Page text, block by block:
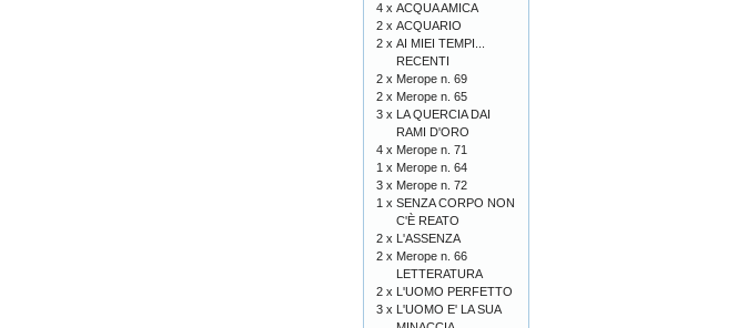
4 x ACQUA AMICA
2 x ACQUARIO
2 x AI MIEI TEMPI...
RECENTI
2 x Merope n. 69
2 x Merope n. 65
3 x LA QUERCIA DAI
RAMI D'ORO
4 x Merope n. 71
1 x Merope n. 64
3 x Merope n. 72
1 x SENZA CORPO NON
C'È REATO
2 x L'ASSENZA
2 x Merope n. 66
LETTERATURA
2 x L'UOMO PERFETTO
3 x L'UOMO E' LA SUA